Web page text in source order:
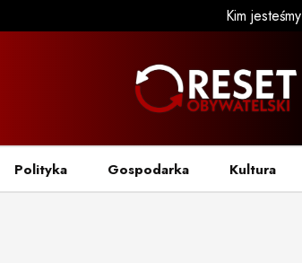
Kim jesteśmy
Polityka Gospodarka Kultura